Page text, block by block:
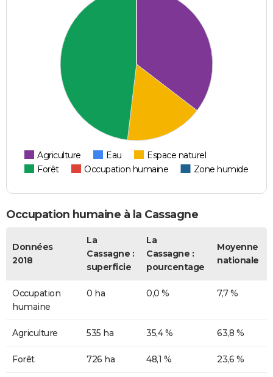
Agriculture Eau
Espace naturel
Forêt
Occupation humaine Zone humide
Occupation humaine à la Cassagne
Données
2018
La
Cassagne :
superficie
La
Cassagne :
pourcentage
Moyenne
nationale
Occupation
humaine
0 ha 0,0 % 7,7 %
Agriculture 535 ha 35,4 % 63,8 %
Forêt 726 ha 48,1 % 23,6 %